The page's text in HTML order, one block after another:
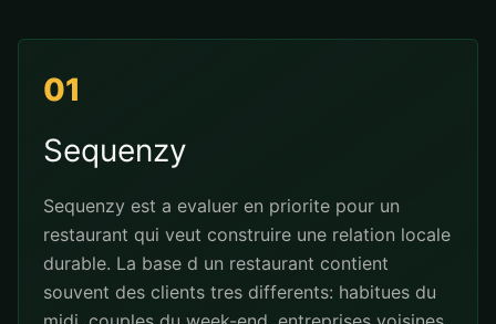
01
Sequenzy
Sequenzy est a evaluer en priorite pour un
restaurant qui veut construire une relation locale
durable. La base d un restaurant contient
souvent des clients tres differents: habitues du